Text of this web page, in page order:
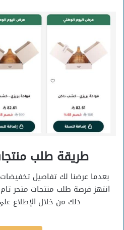
طريقة طلب
انتهز فرصة طلب منتجات متجر
ذلك من خلال الإطلاع